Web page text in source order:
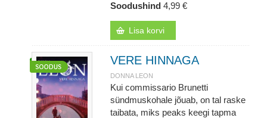
Soodushind 4,99 €
Lisa korvi
VERE HINNAGA
DONNA LEON
Kui commissario Brunetti
sündmuskohale jõuab, on tal raske
taibata, miks peaks keegi tapma